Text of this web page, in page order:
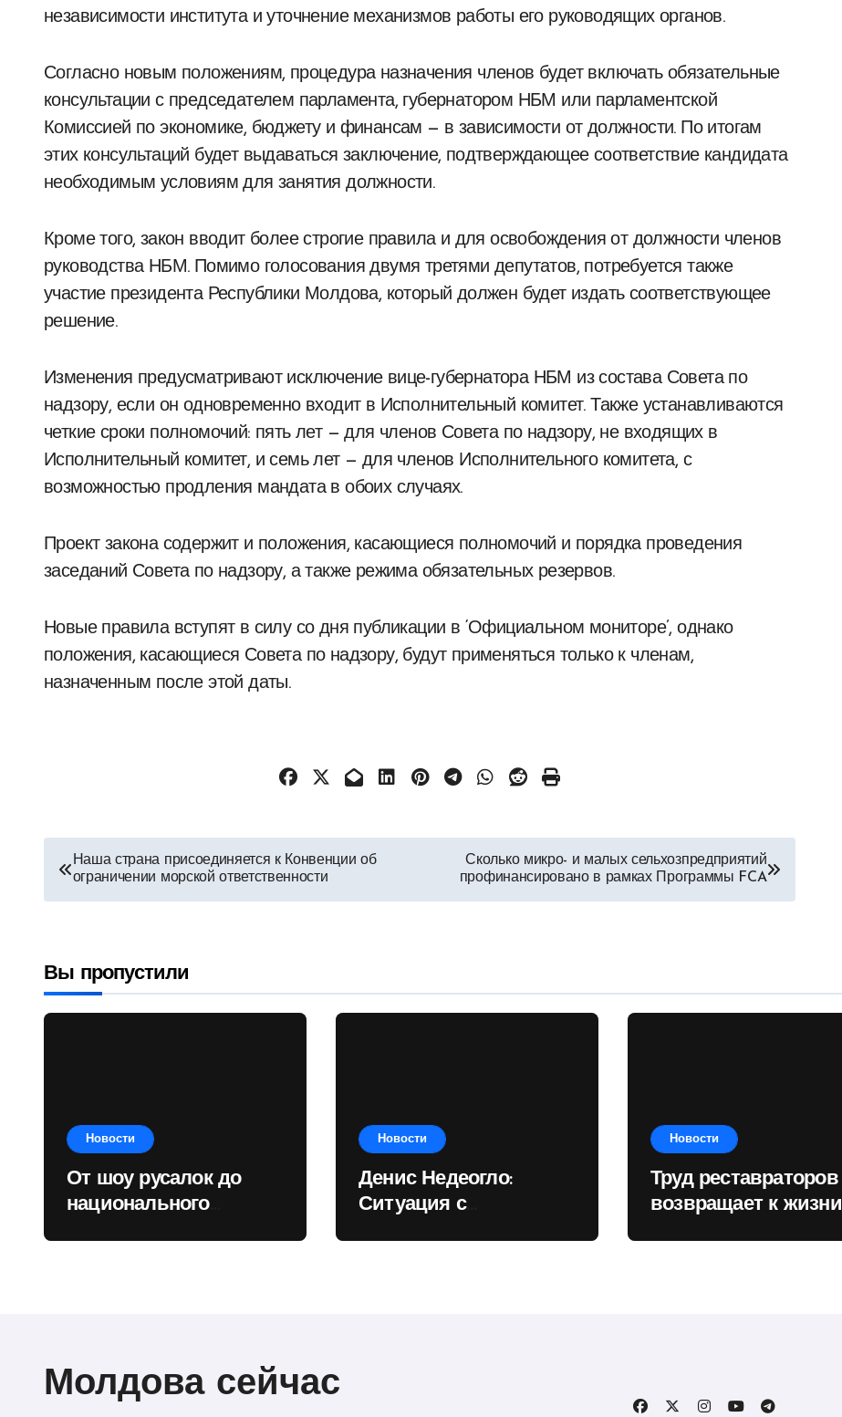
независимости института и уточнение механизмов работы его руководящих органов.
Согласно новым положениям, процедура назначения членов будет включать обязательные
консультации с председателем парламента, губернатором НБМ или парламентской
Комиссией по экономике, бюджету и финансам — в зависимости от должности. По итогам
этих консультаций будет выдаваться заключение, подтверждающее соответствие кандидата
необходимым условиям для занятия должности.
Кроме того, закон вводит более строгие правила и для освобождения от должности членов
руководства НБМ. Помимо голосования двумя третями депутатов, потребуется также
участие президента Республики Молдова, который должен будет издать соответствующее
решение.
Изменения предусматривают исключение вице-губернатора НБМ из состава Совета по
надзору, если он одновременно входит в Исполнительный комитет. Также устанавливаются
четкие сроки полномочий: пять лет — для членов Совета по надзору, не входящих в
Исполнительный комитет, и семь лет — для членов Исполнительного комитета, с
возможностью продления мандата в обоих случаях.
Проект закона содержит и положения, касающиеся полномочий и порядка проведения
заседаний Совета по надзору, а также режима обязательных резервов.
Новые правила вступят в силу со дня публикации в ‘Официальном мониторе’, однако
положения, касающиеся Совета по надзору, будут применяться только к членам,
назначенным после этой даты.
Навигация
по
Наша страна присоединяется к Конвенции об
ограничении морской ответственности
Сколько микро- и малых сельхозпредприятий
профинансировано в рамках Программы FCA
Вы пропустили
Новости
От шоу русалок до
национального
Новости
Денис Недеогло:
Ситуация с
Новости
Труд реставраторов
возвращает к жизни
Молдова сейчас